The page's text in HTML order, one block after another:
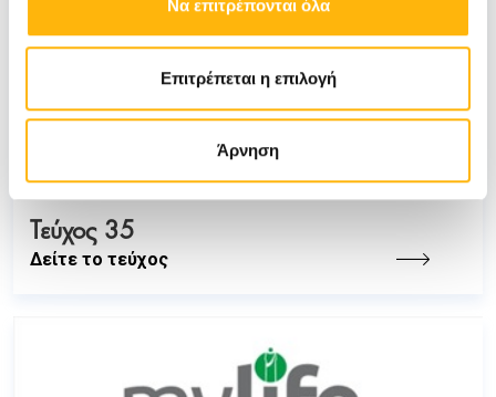
Να επιτρέπονται όλα
Επιτρέπεται η επιλογή
Άρνηση
Τεύχος 35
Δείτε το τεύχος